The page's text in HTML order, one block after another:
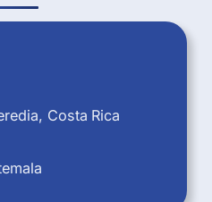
Costa Rica